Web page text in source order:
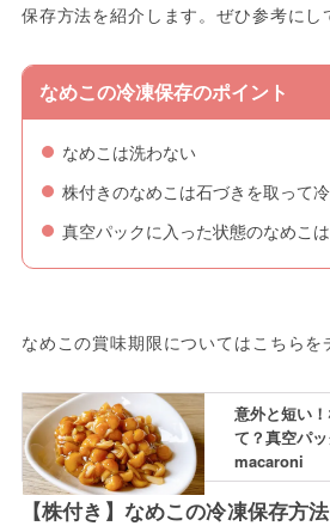
保存方法を紹介します。ぜひ参考にし
なめこの冷凍保存のポイント
なめこは洗わない
株付きのなめこは石づきを取って
真空パックに入った状態のなめこ
なめこの賞味期限についてはこちら
意外と短い
て？真空パ
macaroni
【株付き】なめこの冷凍保存方